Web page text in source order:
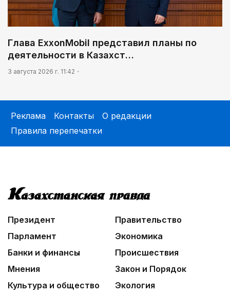
Глава ExxonMobil представил планы по
деятельности в Казахст…
3 августа 2026 г. 11:42
Реклама Контакты
О редакции
Правила перепечатки
Президент
Правительство
Парламент
Экономика
Банки и финансы
Происшествия
Мнения
Закон и Порядок
Культура и общество
Экология